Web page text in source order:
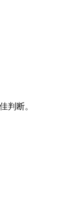
判断。